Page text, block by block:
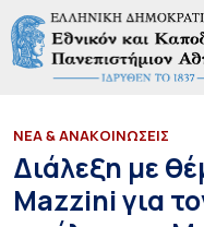
ΝΕΑ & ΑΝΑΚΟΙΝΩΣΕΙΣ
Διάλεξη με
Mazzini για